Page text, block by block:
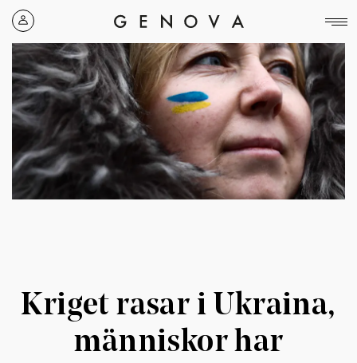
Genova
Property
Group
Kriget rasar i Ukraina,
människor har